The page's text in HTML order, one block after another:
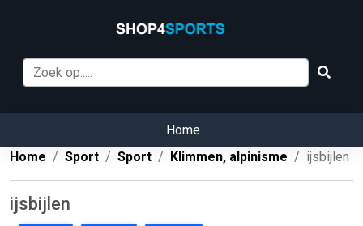
Home
Home
Sport Sport Klimmen, alpinisme ijsbijlen
ijsbijlen